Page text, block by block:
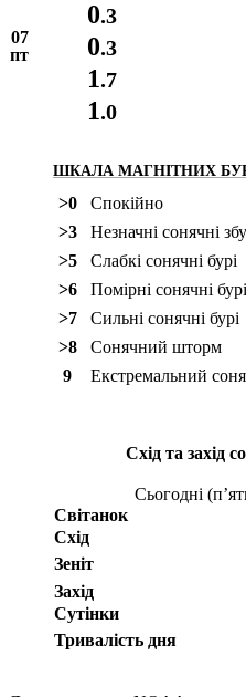
07
пт
0.3
0.3
1.7
1.0
ШКАЛА МАГНІТНИХ
>0
Спокійно
>3
Незначні сонячні
>5
Слабкі сонячні бурі
>6
Помірні сонячні бурі
>7
Сильні сонячні бурі
>8
Сонячний шторм
9
Екстремальний
Схід та захід
Сьогодні (
Світанок
Схід
Зеніт
Захід
Сутінки
Тривалість дня